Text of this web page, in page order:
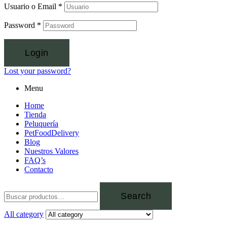
Usuario o Email *
Password *
Login
Lost your password?
Menu
Home
Tienda
Peluquería
PetFoodDelivery
Blog
Nuestros Valores
FAQ’s
Contacto
Search
All category